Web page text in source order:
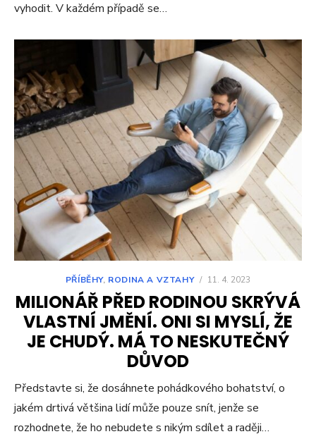
vyhodit. V každém případě se…
PŘÍBĚHY, RODINA A VZTAHY / 11. 4. 2023
MILIONÁŘ PŘED RODINOU SKRÝVÁ
VLASTNÍ JMĚNÍ. ONI SI MYSLÍ, ŽE
JE CHUDÝ. MÁ TO NESKUTEČNÝ
DŮVOD
Představte si, že dosáhnete pohádkového bohatství, o
jakém drtivá většina lidí může pouze snít, jenže se
rozhodnete, že ho nebudete s nikým sdílet a raději…